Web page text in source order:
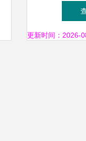
美BH系列
的高
更新时间：2026-